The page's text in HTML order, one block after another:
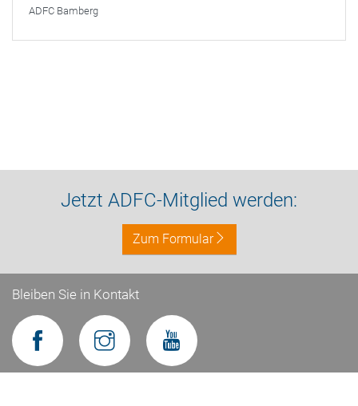
ADFC Bamberg
Jetzt ADFC-Mitglied werden:
Zum Formular
Bleiben Sie in Kontakt